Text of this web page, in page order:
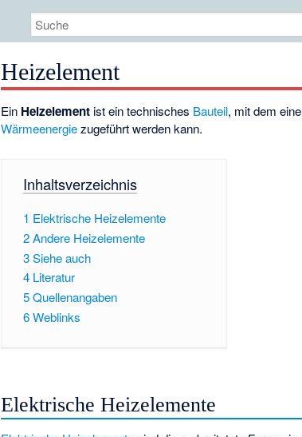
Heizelement
Ein Heizelement ist ein technisches Bauteil, mit dem
Wärmeenergiezugeführt werden kann.
Inhaltsverzeichnis
1 Elektrische Heizelemente
2Andere Heizelemente
3Siehe auch
4 Literatur
5Quellenangaben
6Weblinks
Elektrische Heizelemente